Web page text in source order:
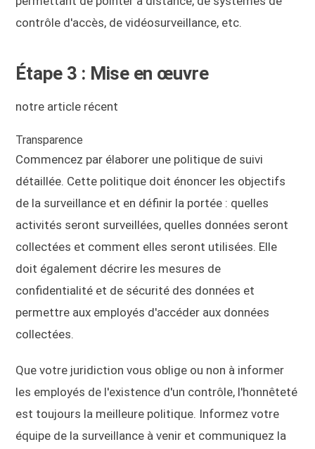
contrôle d'accès, de vidéosurveillance, etc.
Étape 3 : Mise en œuvre
notre article récent
Transparence
Commencez par élaborer une politique de suivi
détaillée. Cette politique doit énoncer les objectifs
de la surveillance et en définir la portée : quelles
activités seront surveillées, quelles données seront
collectées et comment elles seront utilisées. Elle
doit également décrire les mesures de
confidentialité et de sécurité des données et
permettre aux employés d'accéder aux données
collectées.
Que votre juridiction vous oblige ou non à informer
les employés de l'existence d'un contrôle, l'honnêteté
est toujours la meilleure politique. Informez votre
équipe de la surveillance à venir et communiquez la